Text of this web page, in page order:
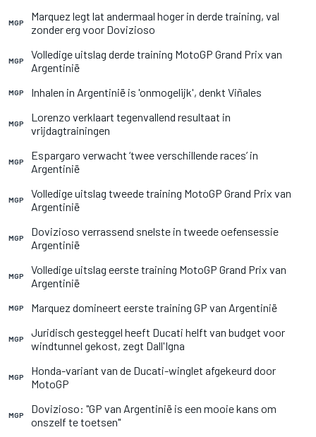
MGP
Marquez legt lat andermaal hoger in derde training, val
zonder erg voor Dovizioso
MGP
Volledige uitslag derde training MotoGP Grand Prix van
Argentinië
MGP Inhalen in Argentinië is 'onmogelijk', denkt Viñales
MGP
Lorenzo verklaart tegenvallend resultaat in
vrijdagtrainingen
MGP
Espargaro verwacht ‘twee verschillende races’ in
Argentinië
MGP
Volledige uitslag tweede training MotoGP Grand Prix van
Argentinië
MGP
Dovizioso verrassend snelste in tweede oefensessie
Argentinië
MGP
Volledige uitslag eerste training MotoGP Grand Prix van
Argentinië
MGP Marquez domineert eerste training GP van Argentinië
MGP
Juridisch gesteggel heeft Ducati helft van budget voor
windtunnel gekost, zegt Dall'Igna
MGP
Honda-variant van de Ducati-winglet afgekeurd door
MotoGP
MGP
Dovizioso: "GP van Argentinië is een mooie kans om
onszelf te toetsen"